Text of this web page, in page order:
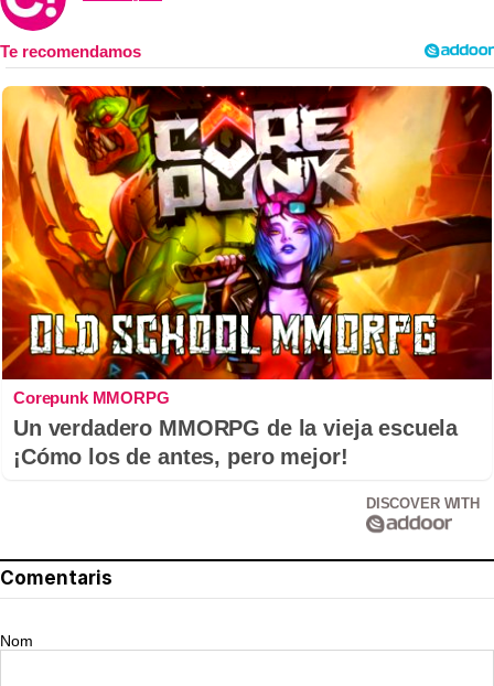
Corepunk MMORPG
Un verdadero MMORPG de la vieja escuela
¡Cómo los de antes, pero mejor!
DISCOVER WITH
Comentaris
Nom